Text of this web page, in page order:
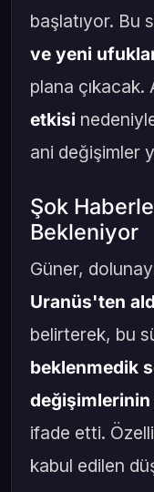
başlatıyor. Bu
ve yeni
plana çıkacak.
etkisi
ani değişimler
Şok
Bekleniyor
Güner,
Uranüs'ten
belirterek, bu
beklenmedik
değişimlerinin
ifade etti.
kabul edilen